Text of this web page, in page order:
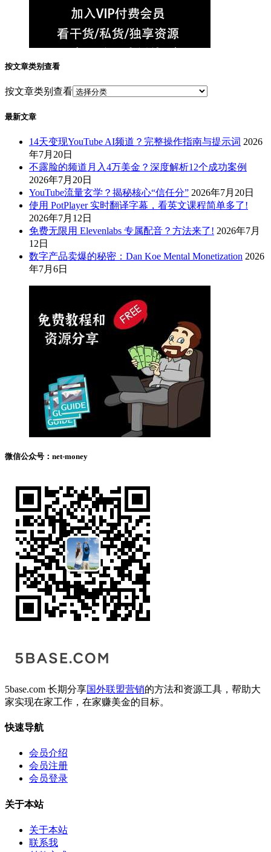
按文章类别查看
按文章类别查看
最新文章
14天变现YouTube AI频道？完整操作指南与提示词 2026
年7月20日
不露脸的频道月入4万美金？深度解析12个成功案例
2026年7月20日
YouTube流量玄学？揭秘核心“信任分” 2026年7月20日
使用 PotPlayer 实时翻译字幕，看英文课程简单多了!
2026年7月12日
免费无限用 Elevenlabs 专属配音？方法来了! 2026年7月
12日
数字产品卖爆的秘密：Dan Koe Mental Monetization 2026
年7月6日
微信公众号：net-money
5base.com 长期分享国外联盟营销的方法和资源工具，帮助大
家实现在家工作，在家赚美金的目标。
快速导航
会员介绍
会员注册
会员登录
关于本站
关于本站
联系我